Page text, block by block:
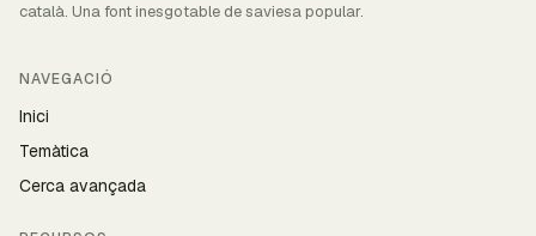
català. Una font inesgotable de saviesa popular.
NAVEGACIÓ
Inici
Temàtica
Cerca avançada